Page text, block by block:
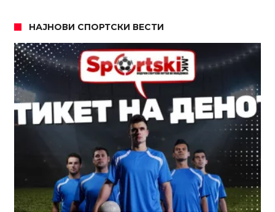
НАЈНОВИ СПОРТСКИ ВЕСТИ